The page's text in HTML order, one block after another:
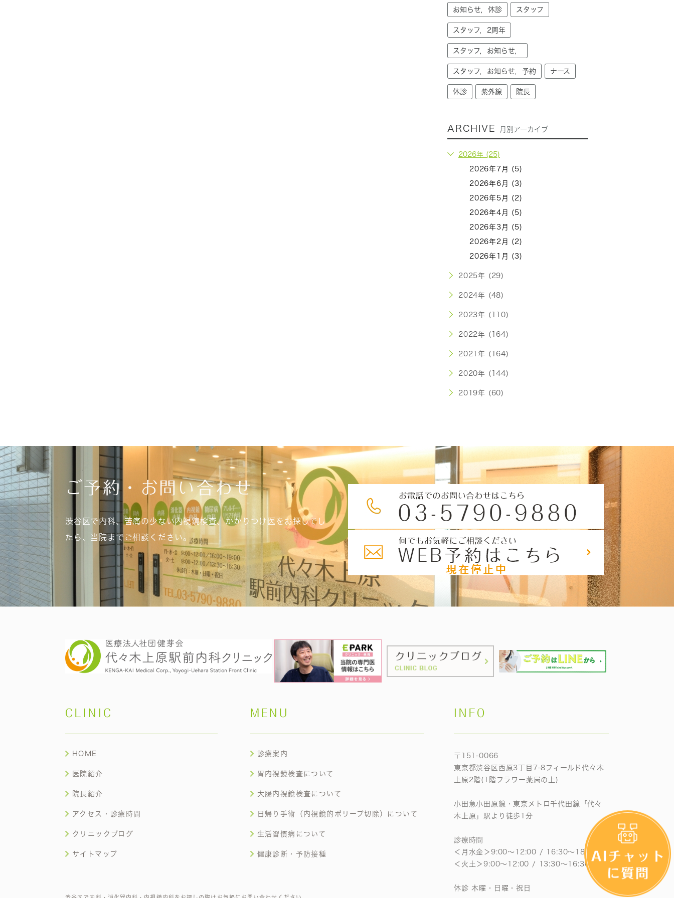
お知らせ，休診 スタッフ
スタッフ，2周年
スタッフ，お知らせ，
スタッフ，お知らせ，予約 ナース
休診 紫外線 院長
ARCHIVE 月別アーカイブ
2026年 (25)
2026年7月 (5)
2026年6月 (3)
2026年5月 (2)
2026年4月 (5)
2026年3月 (5)
2026年2月 (2)
2026年1月 (3)
2025年 (29)
2024年 (48)
2023年 (110)
2022年 (164)
2021年 (164)
2020年 (144)
2019年 (60)
ご予約・お問い合わせ
渋谷区で内科、苦痛の少ない内視鏡検査、かかりつけ医をお探しでし
たら、当院までご相談ください。
CLINIC
HOME
医院紹介
院長紹介
アクセス・診療時間
クリニックブログ
サイトマップ
MENU
診療案内
胃内視鏡検査について
大腸内視鏡検査について
日帰り手術（内視鏡的ポリープ切除）について
生活習慣病について
健康診断・予防接種
INFO
〒151-0066
東京都渋谷区西原3丁目7-8フィールド代々木
上原2階(1階フラワー薬局の上)
小田急小田原線・東京メトロ千代田線「代々
木上原」駅より徒歩1分
診療時間
＜月水金＞9:00〜12:00 / 16:30〜18:30
＜火土＞9:00〜12:00 / 13:30〜16:30
休診 木曜・日曜・祝日